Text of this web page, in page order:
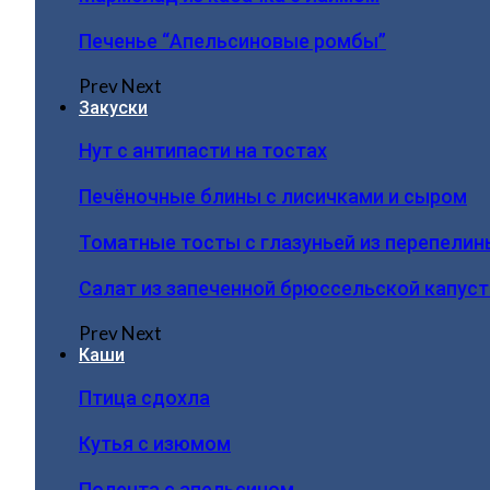
Печенье “Апельсиновые ромбы”
PrevNext
Закуски
Нут с антипасти на тостах
Печёночные блины с лисичками и сыром
Томатные тосты с глазуньей из
Салат из запеченной брюссельской
PrevNext
Каши
Птица сдохла
Кутья с изюмом